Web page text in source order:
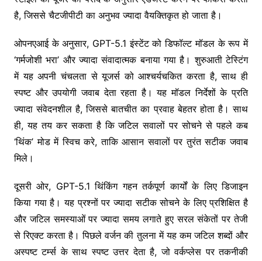
है, जिससे चैटजीपीटी का अनुभव ज्यादा वैयक्तिकृत हो जाता है।
ओपनएआई के अनुसार, GPT-5.1 इंस्टेंट को डिफॉल्ट मॉडल के रूप में
‘गर्मजोशी भरा’ और ज्यादा संवादात्मक बनाया गया है। शुरुआती टेस्टिंग
में यह अपनी चंचलता से यूजर्स को आश्चर्यचकित करता है, साथ ही
स्पष्ट और उपयोगी जवाब देता रहता है। यह मॉडल निर्देशों के प्रति
ज्यादा संवेदनशील है, जिससे बातचीत का प्रवाह बेहतर होता है। साथ
ही, यह तय कर सकता है कि जटिल सवालों पर सोचने से पहले कब
‘थिंक’ मोड में स्विच करे, ताकि आसान सवालों पर तुरंत सटीक जवाब
मिले।
दूसरी ओर, GPT-5.1 थिंकिंग गहन तर्कपूर्ण कार्यों के लिए डिजाइन
किया गया है। यह प्रश्नों पर ज्यादा सटीक सोचने के लिए प्रशिक्षित है
और जटिल समस्याओं पर ज्यादा समय लगाते हुए सरल संकेतों पर तेजी
से रिएक्ट करता है। पिछले वर्जन की तुलना में यह कम जटिल शब्दों और
अस्पष्ट टर्म्स के साथ स्पष्ट उत्तर देता है, जो वर्कप्लेस पर तकनीकी